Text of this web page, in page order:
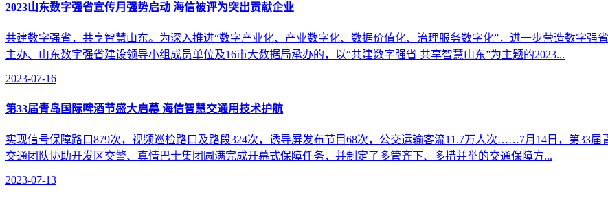
2023山东数字强省宣传月强势启动 海信被评为突出贡献企业
共建数字强省，共享智慧山东。为深入推进“数字产业化、产业数字化、数据价值化、治理服务数字化”，进一步营造数字强
主办、山东数字强省建设领导小组成员单位及16市大数据局承办的，以“共建数字强省 共享智慧山东”为主题的2023...
2023-07-16
第33届青岛国际啤酒节盛大启幕 海信智慧交通用技术护航
实现信号保障路口879次，视频巡检路口及路段324次，诱导屏发布节目68次，公交运输客流11.7万人次……7月14日，第33
交通团队协助开发区交警、真情巴士集团圆满完成开幕式保障任务，并制定了多管齐下、多措并举的交通保障方...
2023-07-13